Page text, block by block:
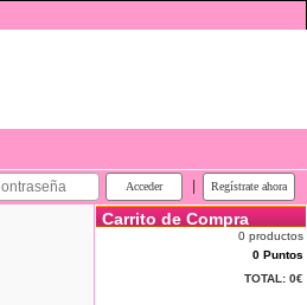
Carrito de Compra
0 productos
0 Puntos
TOTAL: 0€